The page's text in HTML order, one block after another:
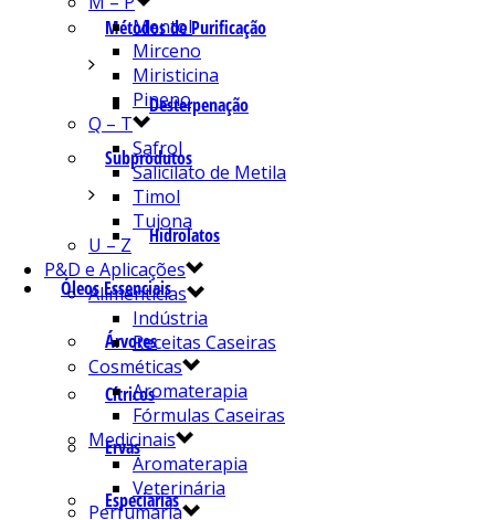
Métodos de Purificação
Desterpenação
Subprodutos
Hidrolatos
Óleos Essenciais
Árvores
Cítricos
Ervas
Especiarias
Mentol
Mirceno
Miristicina
Pineno
Q – T
Safrol
Salicilato de Metila
Timol
Tujona
U – Z
P&D e Aplicações
Alimentícias
Indústria
Receitas Caseiras
Cosméticas
Aromaterapia
Fórmulas Caseiras
Medicinais
Aromaterapia
Veterinária
Perfumaria